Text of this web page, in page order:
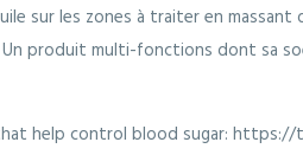
sur les zones à traiter en
produit multi-fonctions dont sa
help control blood sugar: https://